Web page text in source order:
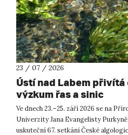
23 / 07 / 2026
Ústí nad Labem
výzkum řas a sinic
Ve dnech 23.–25. září 2026 se na
Univerzity Jana Evangelisty
uskuteční 67. setkání České